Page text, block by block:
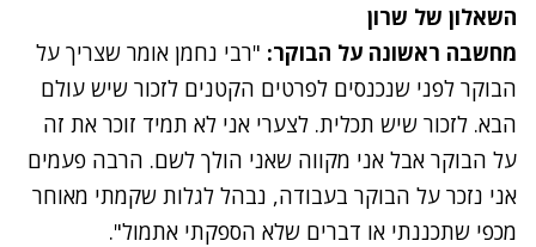
השאלון של שרון
מחשבה ראשונה על הבוקר: "רבי נחמן אומר שצריך על
הבוקר לפני שנכנסים לפרטים הקטנים לזכור שיש עולם
הבא. לזכור שיש תכלית. לצערי אני לא תמיד זוכר את זה
על הבוקר אבל אני מקווה שאני הולך לשם. הרבה פעמים
אני נזכר על הבוקר בעבודה, נבהל לגלות שקמתי מאוחר
מכפי שתכננתי או דברים שלא הספקתי אתמול".